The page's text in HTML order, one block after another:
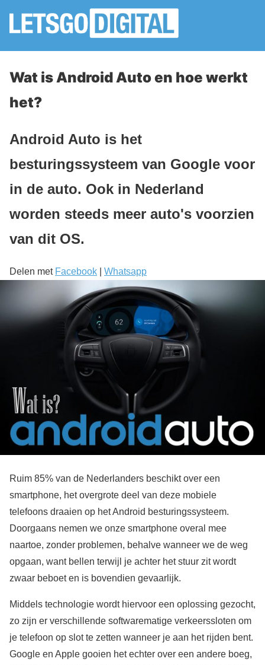
Wat is Android Auto en hoe werkt
het?
Android Auto is het
besturingssysteem van Google voor
in de auto. Ook in Nederland
worden steeds meer auto's voorzien
van dit OS.
Delen met Facebook Whatsapp
Ruim 85% van de Nederlanders beschikt over een
smartphone, het overgrote deel van deze mobiele
telefoons draaien op het Android besturingssysteem.
Doorgaans nemen we onze smartphone overal mee
naartoe, zonder problemen, behalve wanneer we de weg
opgaan, want bellen terwijl je achter het stuur zit wordt
zwaar beboet en is bovendien gevaarlijk.
Middels technologie wordt hiervoor een oplossing gezocht,
zo zijn er verschillende softwarematige verkeerssloten om
je telefoon op slot te zetten wanneer je aan het rijden bent.
Google en Apple gooien het echter over een andere boeg,